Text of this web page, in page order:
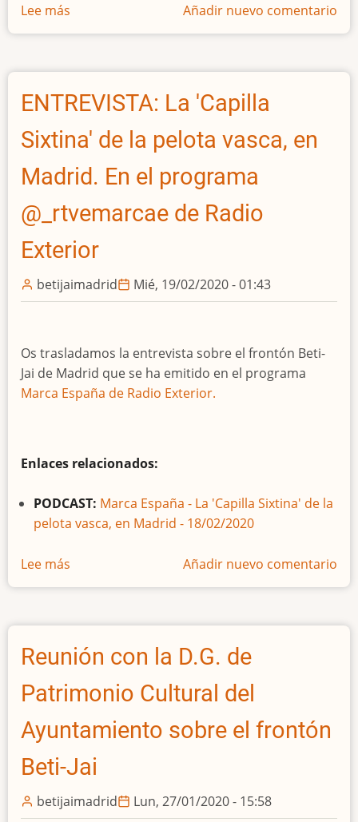
Lee más
ENTREVISTA:
Larumbe
habla
del
estado
actual
del
Beti-
Jai
sus
de
@desdeelrebote
con
@josemaripulgarm
Añadir nuevo comentario
ENTREVISTA: La 'Capilla
Sixtina' de la pelota vasca, en
Madrid. En el programa
@_rtvemarcae de Radio
Exterior
betijaimadrid Mié, 19/02/2020 - 01:43
Os trasladamos la entrevista sobre el frontón Beti-
Jai de Madrid que se ha emitido en el programa
Marca España de Radio Exterior.
Enlaces relacionados:
PODCAST: Marca España - La 'Capilla Sixtina' de la
pelota vasca, en Madrid - 18/02/2020
Lee más
ENTREVISTA:
'Capilla
Sixtina'
de
pelota
vasca,
en
Madrid.
el
Añadir nuevo comentario
Reunión con la D.G. de
Patrimonio Cultural del
Ayuntamiento sobre el frontón
Beti-Jai
betijaimadrid
Lun, 27/01/2020 - 15:58